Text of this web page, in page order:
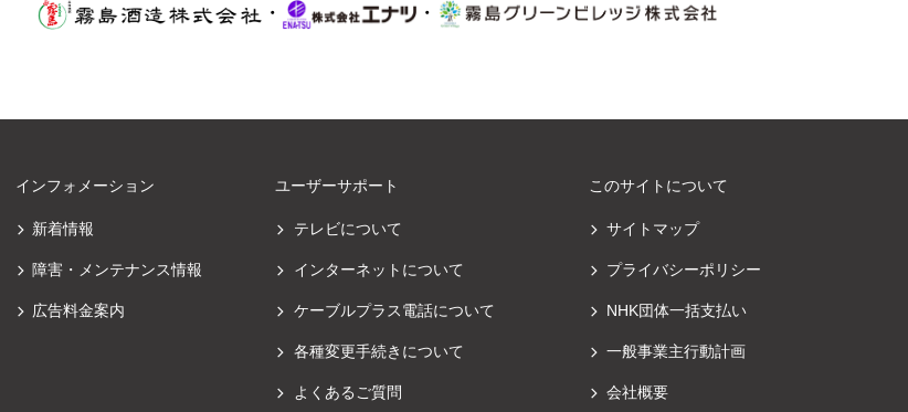
・
・
インフォメーション
新着情報
障害・メンテナンス情報
広告料金案内
ユーザーサポート
テレビについて
インターネットについて
ケーブルプラス電話について
各種変更手続きについて
よくあるご質問
このサイトについて
サイトマップ
プライバシーポリシー
NHK団体一括支払い
一般事業主行動計画
会社概要